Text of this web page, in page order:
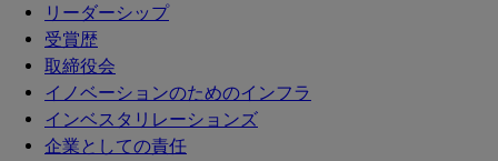
リーダーシップ
受賞歴
取締役会
イノベーションのためのインフラ
インベスタリレーションズ
企業としての責任